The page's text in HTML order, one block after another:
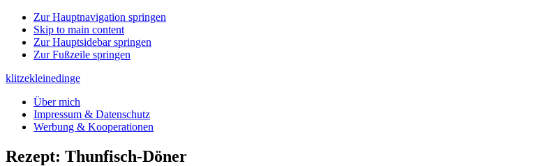
Zur Hauptnavigation springen
Skip to main content
Zur Hauptsidebar springen
Zur Fußzeile springen
klitzekleinedinge
Über mich
Impressum & Datenschutz
Werbung & Kooperationen
Rezept: Thunfisch-Döner